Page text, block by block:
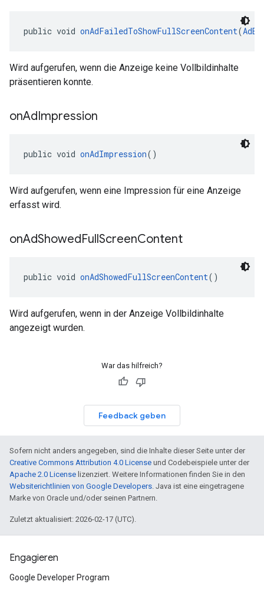
public void onAdFailedToShowFullScreenContent(
Wird aufgerufen, wenn die Anzeige keine Vollbildinhalte
präsentieren konnte.
onAdImpression
public void onAdImpression()
Wird aufgerufen, wenn eine Impression für eine Anzeige
erfasst wird.
onAdShowedFullScreenContent
public void onAdShowedFullScreenContent()
Wird aufgerufen, wenn in der Anzeige Vollbildinhalte
angezeigt wurden.
War das hilfreich?
Feedback geben
Sofern nicht anders angegeben, sind die Inhalte dieser Seite unter der
Creative Commons Attribution 4.0 License und Codebeispiele unter der
Apache 2.0 License lizenziert. Weitere Informationen finden Sie in den
Websiterichtlinien von Google Developers. Java ist eine eingetragene
Marke von Oracle und/oder seinen Partnern.
Zuletzt aktualisiert: 2026-02-17 (UTC).
Engagieren
Google Developer Program